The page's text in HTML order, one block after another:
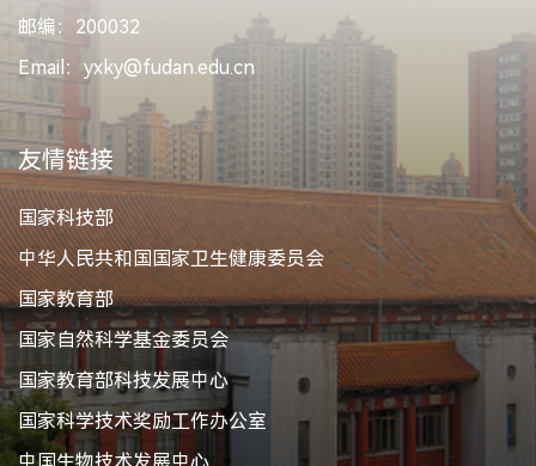
邮编：200032
Email：yxky@fudan.edu.cn
友情链接
国家科技部
中华人民共和国国家卫生健康委员会
国家教育部
国家自然科学基金委员会
国家教育部科技发展中心
国家科学技术奖励工作办公室